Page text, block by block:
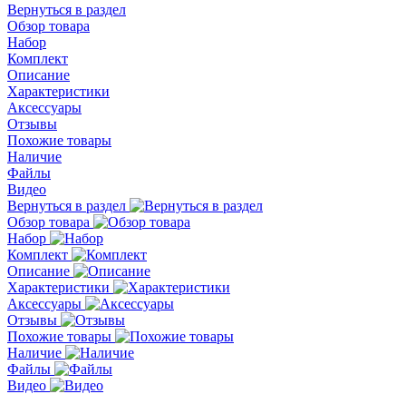
Вернуться в раздел
Обзор товара
Набор
Комплект
Описание
Характеристики
Аксессуары
Отзывы
Похожие товары
Наличие
Файлы
Видео
Вернуться в раздел
Обзор товара
Набор
Комплект
Описание
Характеристики
Аксессуары
Отзывы
Похожие товары
Наличие
Файлы
Видео